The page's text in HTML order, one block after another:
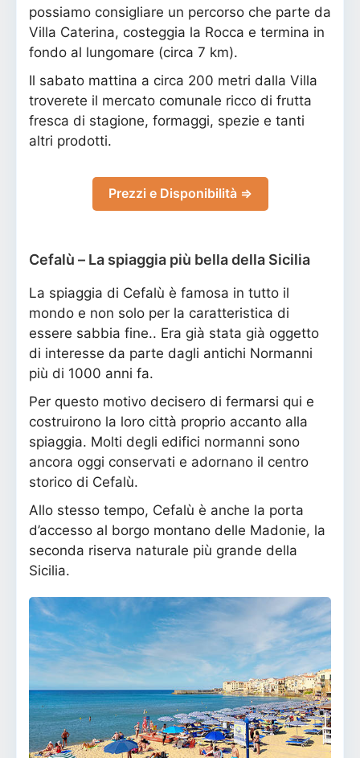
possiamo consigliare un percorso che parte da
Villa Caterina, costeggia la Rocca e termina in
fondo al lungomare (circa 7 km).
Il sabato mattina a circa 200 metri dalla Villa
troverete il mercato comunale ricco di frutta
fresca di stagione, formaggi, spezie e tanti
altri prodotti.
Prezzi e Disponibilità ⇒
Cefalù – La spiaggia più bella della Sicilia
La spiaggia di Cefalù è famosa in tutto il
mondo e non solo per la caratteristica di
essere sabbia fine.. Era già stata già oggetto
di interesse da parte dagli antichi Normanni
più di 1000 anni fa.
Per questo motivo decisero di fermarsi qui e
costruirono la loro città proprio accanto alla
spiaggia. Molti degli edifici normanni sono
ancora oggi conservati e adornano il centro
storico di Cefalù.
Allo stesso tempo, Cefalù è anche la porta
d’accesso al borgo montano delle Madonie, la
seconda riserva naturale più grande della
Sicilia.